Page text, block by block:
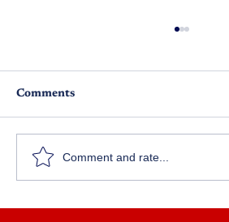
Comments
Comment and rate...